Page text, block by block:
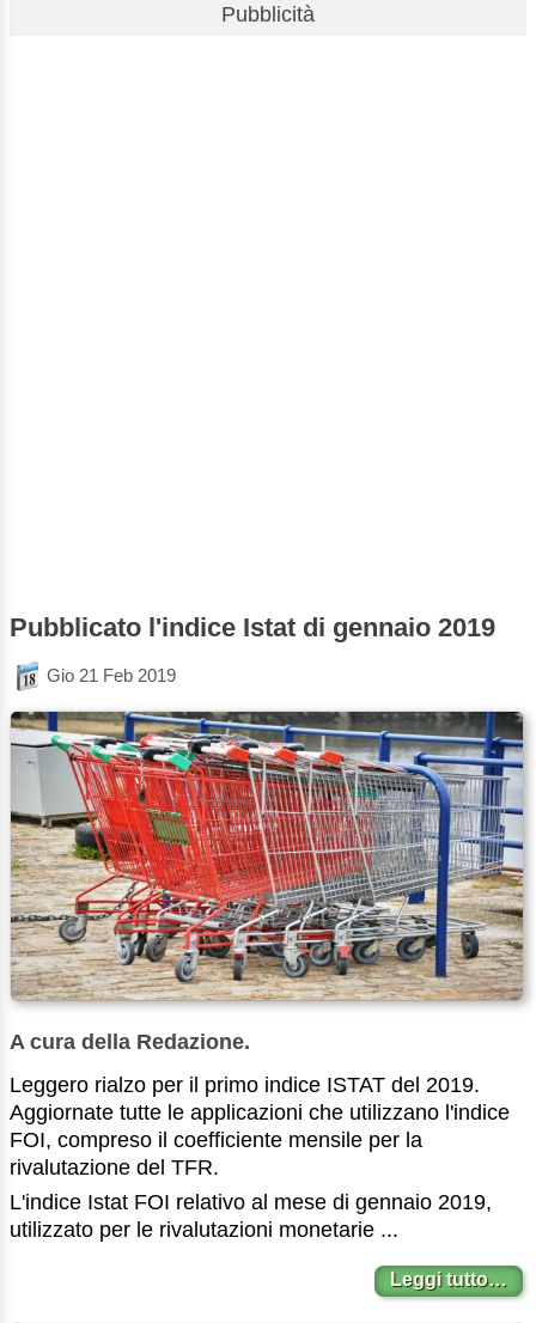
Pubblicità
Pubblicato l'indice Istat di gennaio 2019
Gio 21 Feb 2019
A cura della Redazione.
Leggero rialzo per il primo indice ISTAT del 2019.
Aggiornate tutte le applicazioni che utilizzano l'indice
FOI, compreso il coefficiente mensile per la
rivalutazione del TFR.
L'indice Istat FOI relativo al mese di gennaio 2019,
utilizzato per le rivalutazioni monetarie ...
Leggi tutto…